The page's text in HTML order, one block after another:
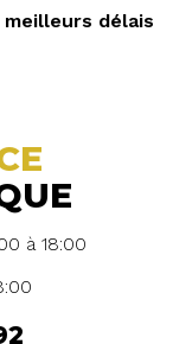
délais
à 18:00